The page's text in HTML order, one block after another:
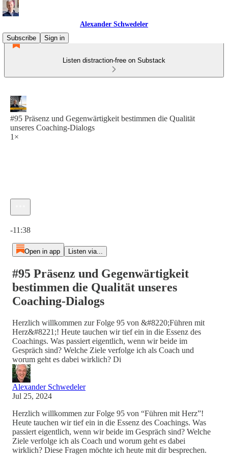
Alexander Schwedeler
Subscribe
Sign in
Listen distraction-free on Substack
#95 Präsenz und Gegenwärtigkeit bestimmen die Qualität
unseres Coaching-Dialogs
1×
-11:38
Open in app Listen via...
#95 Präsenz und Gegenwärtigkeit
bestimmen die Qualität unseres
Coaching-Dialogs
Herzlich willkommen zur Folge 95 von &#8220;Führen mit
Herz&#8221;! Heute tauchen wir tief ein in die Essenz des
Coachings. Was passiert eigentlich, wenn wir beide im
Gespräch sind? Welche Ziele verfolge ich als Coach und
worum geht es dabei wirklich? Di
Alexander Schwedeler
Jul 25, 2024
Herzlich willkommen zur Folge 95 von “Führen mit Herz”!
Heute tauchen wir tief ein in die Essenz des Coachings. Was
passiert eigentlich, wenn wir beide im Gespräch sind? Welche
Ziele verfolge ich als Coach und worum geht es dabei
wirklich? Diese Fragen möchte ich heute mit dir besprechen.